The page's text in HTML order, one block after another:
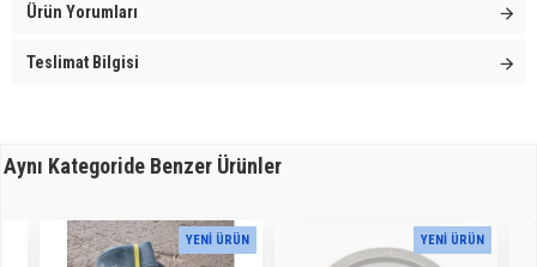
Ürün Yorumları
Teslimat Bilgisi
Aynı Kategoride Benzer Ürünler
YENI ÜRÜN YENI ÜRÜN